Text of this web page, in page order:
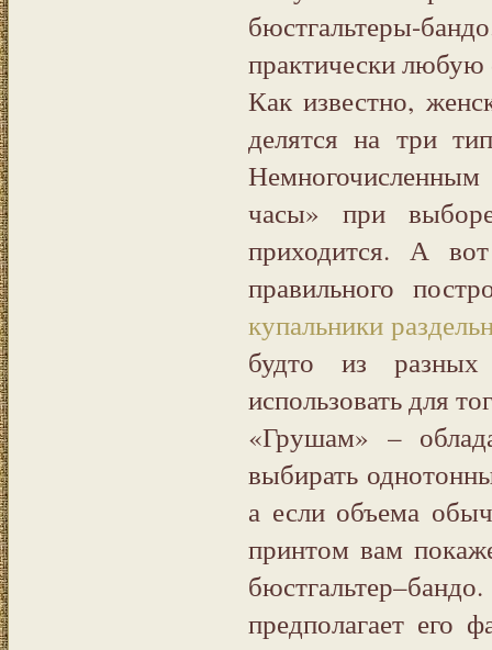
бюстгальтеры-
практически любую
Как известно,
делятся на три
часы» при
приходится. А
правильного
купальники
будто из
использовать для
«Грушам» –
выбирать
а если объема
принтом вам
предполагает его